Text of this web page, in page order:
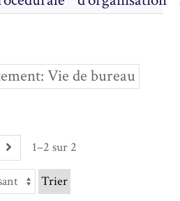
Vie de bureau
1–2 sur 2
Trier